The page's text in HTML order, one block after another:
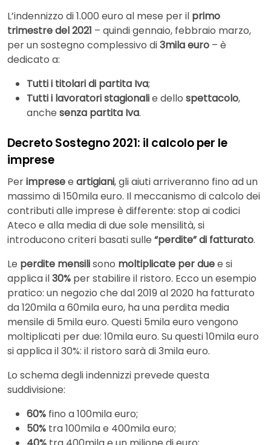
L’indennizzo di 1.000 euro al mese per il primo
trimestre del 2021 – quindi gennaio, febbraio marzo,
per un sostegno complessivo di3mila euro – è
dedicato a:
Tutti i titolari di partita Iva;
Tutti i lavoratori stagionalie dello spettacolo,
anche senza partita Iva.
Decreto Sostegno 2021: il calcolo per le
imprese
Perimpresee artigiani, gli aiuti arriveranno fino ad un
massimo di 150mila euro. Il meccanismo di calcolo dei
contributi alle imprese è differente: stop ai codici
Ateco e alla media di due sole mensilità, si
introducono criteri basati sulle “perdite” di fatturato.
Le perdite mensilisono moltiplicate per duee si
applica il30% per stabilire il ristoro. Ecco un esempio
pratico: un negozio che dal 2019 al 2020 ha fatturato
da 120mila a 60mila euro, ha una perdita media
mensile di 5mila euro. Questi 5mila euro vengono
moltiplicati per due: 10mila euro. Su questi 10mila euro
si applica il 30%: il ristoro sarà di 3mila euro.
Lo schema degli indennizzi prevede questa
suddivisione:
60% fino a 100mila euro;
50% tra 100mila e 400mila euro;